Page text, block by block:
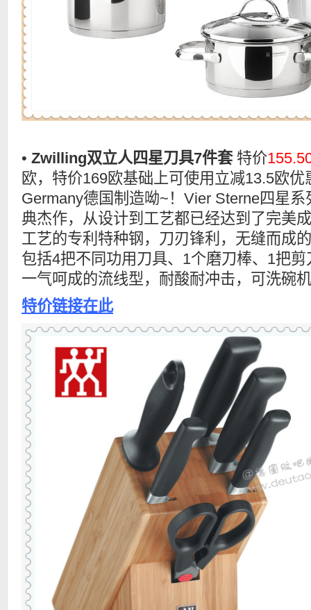
• Zwilling双立人四星刀具7件套特价
欧，特价169欧基础上可使用立减13.5欧优
Germany德国制造呦~！Vier Sterne四星
典杰作，从设计到工艺都已经达到了完美
工艺的专利特种钢，刀刃锋利，无缝而成
包括4把不同功用刀具、1个磨刀棒、1把
一气呵成的流线型，耐酸耐冲击，可洗碗
特价链接在此